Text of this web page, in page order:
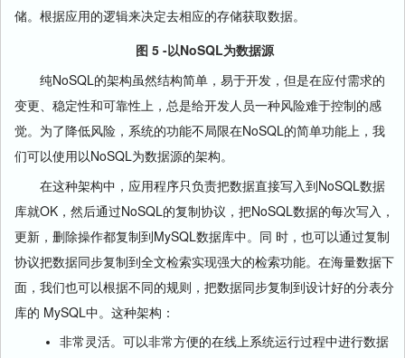
储。根据应用的逻辑来决定去相应的存储获取数据。
图 5 -以NoSQL为数据源
纯NoSQL的架构虽然结构简单，易于开发，但是在应付需求的
变更、稳定性和可靠性上，总是给开发人员一种风险难于控制的感
觉。为了降低风险，系统的功能不局限在NoSQL的简单功能上，我
们可以使用以NoSQL为数据源的架构。
在这种架构中，应用程序只负责把数据直接写入到NoSQL数据
库就OK，然后通过NoSQL的复制协议，把NoSQL数据的每次写入，
更新，删除操作都复制到MySQL数据库中。同 时，也可以通过复制
协议把数据同步复制到全文检索实现强大的检索功能。在海量数据下
面，我们也可以根据不同的规则，把数据同步复制到设计好的分表分
库的 MySQL中。这种架构：
非常灵活。可以非常方便的在线上系统运行过程中进行数据